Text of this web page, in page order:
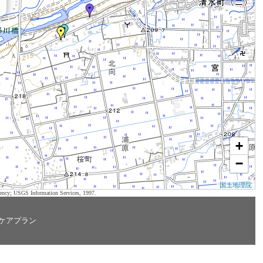
+
−
国土地理院
USGS Information Services, 1997.
アプラン